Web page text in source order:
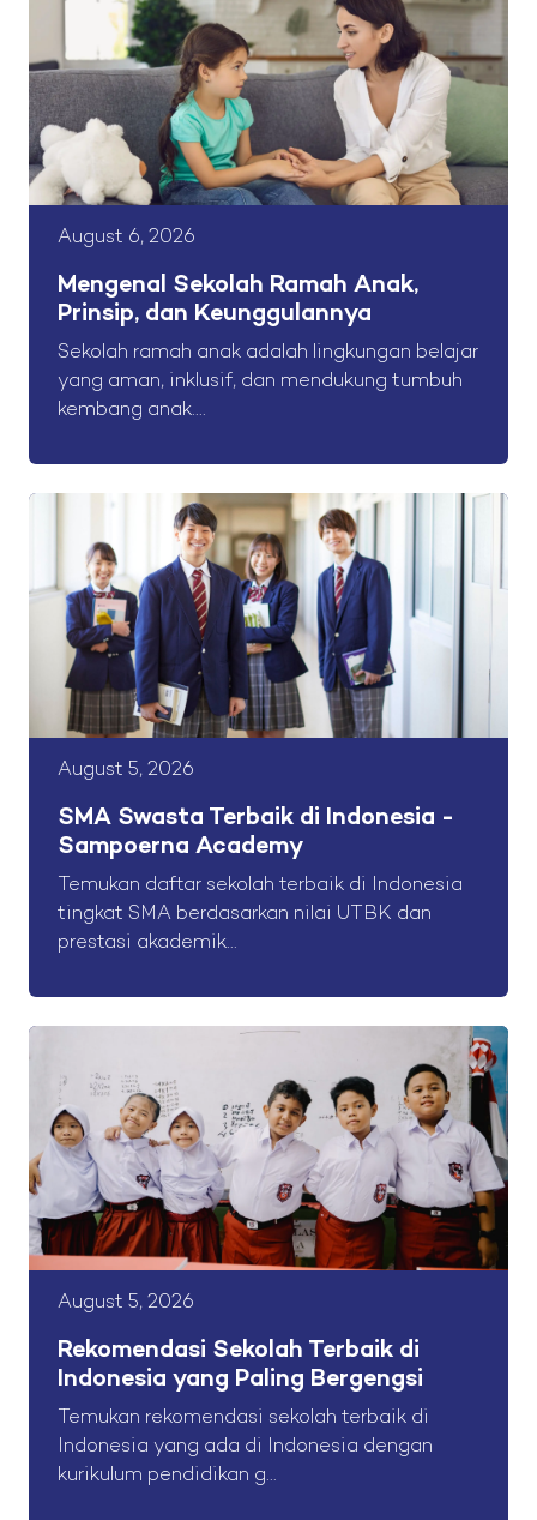
August 6, 2026
Mengenal Sekolah Ramah Anak,
Prinsip, dan Keunggulannya
Sekolah ramah anak adalah lingkungan belajar
yang aman, inklusif, dan mendukung tumbuh
kembang anak....
August 5, 2026
SMA Swasta Terbaik di Indonesia -
Sampoerna Academy
Temukan daftar sekolah terbaik di Indonesia
tingkat SMA berdasarkan nilai UTBK dan
prestasi akademik...
August 5, 2026
Rekomendasi Sekolah Terbaik di
Indonesia yang Paling Bergengsi
Temukan rekomendasi sekolah terbaik di
Indonesia yang ada di Indonesia dengan
kurikulum pendidikan g...